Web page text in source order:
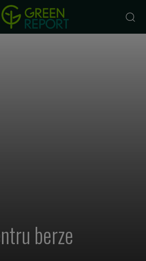
berze